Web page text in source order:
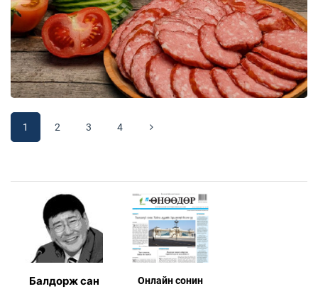
1 2 3 4
Балдорж сан Онлaйн сонин